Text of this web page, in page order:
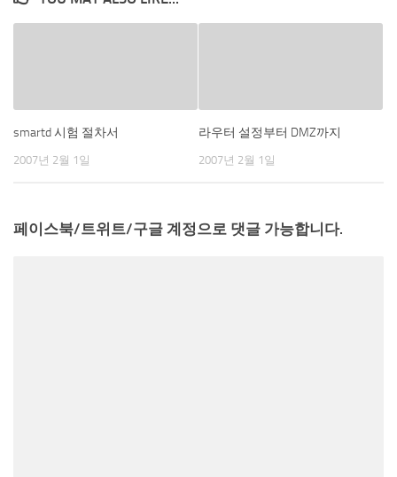
smartd 시험 절차서
2007년 2월 1일
라우터 설정부터 DMZ까지
2007년 2월 1일
페이스북/트위트/구글 계정으로 댓글 가능합니다.